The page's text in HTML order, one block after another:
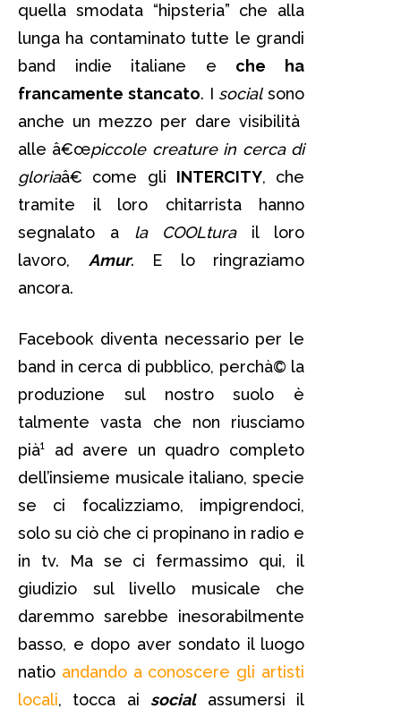
quella smodata “hipsteria” che alla
lunga ha contaminato tutte le grandi
band indie italiane e che ha
francamente stancato. I socialsono
anche un mezzo per dare visibilità
alle â€œpiccole creature in cerca di
gloriaâ€ come gli INTERCITY, che
tramite il loro chitarrista hanno
segnalato a la COOLturail loro
lavoro, Amur. E lo ringraziamo
ancora.
Facebook diventa necessario per le
band in cerca di pubblico, perchà© la
produzione sul nostro suolo è
talmente vasta che non riusciamo
pià¹ ad avere un quadro completo
dell’insieme musicale italiano, specie
se ci focalizziamo, impigrendoci,
solo su ciò che ci propinano in radio e
in tv. Ma se ci fermassimo qui, il
giudizio sul livello musicale che
daremmo sarebbe inesorabilmente
basso, e dopo aver sondato il luogo
natio andando a conoscere gli artisti
locali, tocca ai socialassumersi il